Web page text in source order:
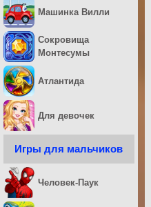
Машинка Вилли
Сокровища
Монтесумы
Атлантида
Для девочек
Игры для мальчиков
Человек-Паук